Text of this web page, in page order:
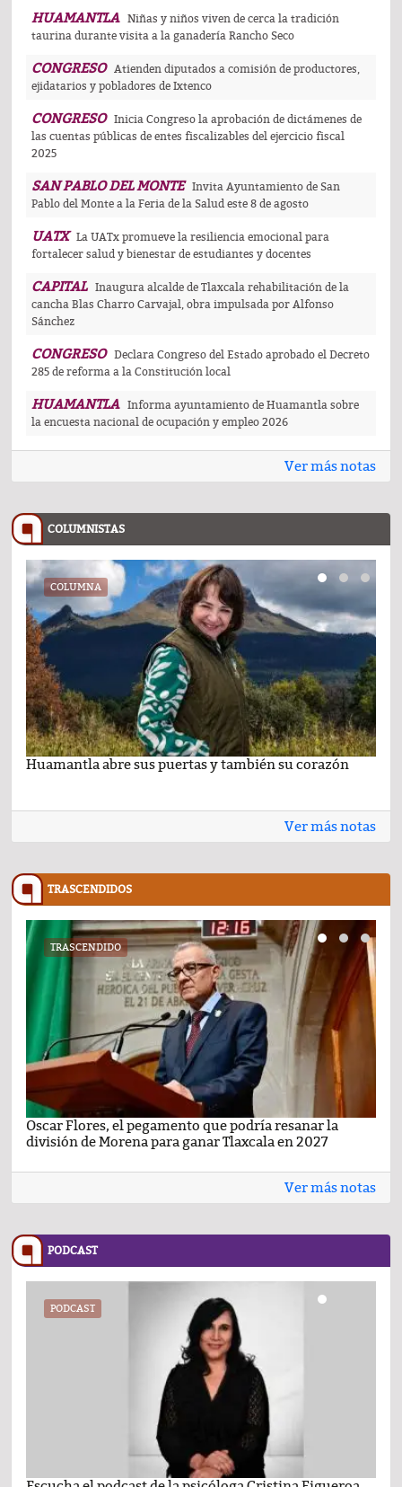
HUAMANTLA
Niñas y niños viven de cerca la tradición
taurina durante visita a la ganadería Rancho Seco
CONGRESO
Atienden diputados a comisión de productores,
ejidatarios y pobladores de Ixtenco
CONGRESO
Inicia Congreso la aprobación de dictámenes de
las cuentas públicas de entes fiscalizables del ejercicio fiscal
2025
SAN PABLO DEL MONTE
Invita Ayuntamiento de San
Pablo del Monte a la Feria de la Salud este 8 de agosto
UATX
La UATx promueve la resiliencia emocional para
fortalecer salud y bienestar de estudiantes y docentes
CAPITAL
Inaugura alcalde de Tlaxcala rehabilitación de la
cancha Blas Charro Carvajal, obra impulsada por Alfonso
Sánchez
CONGRESO
Declara Congreso del Estado aprobado el Decreto
285 de reforma a la Constitución local
HUAMANTLA
Informa ayuntamiento de Huamantla sobre
la encuesta nacional de ocupación y empleo 2026
Ver más notas
COLUMNISTAS
COLUMNA
Huamantla abre sus puertas y también su corazón
Ver más notas
TRASCENDIDOS
TRASCENDIDO
Oscar Flores, el pegamento que podría resanar la
división de Morena para ganar Tlaxcala en 2027
Ver más notas
PODCAST
PODCAST